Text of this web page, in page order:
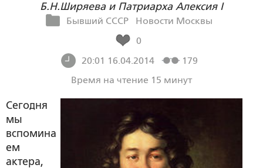
Б.Н.Ширяева и Патриарха Алексия I
Бывший СССР
Новости Москвы
0
20:01 16.04.2014
179
Время на чтение 15 минут
Сегодня
мы
вспомина
ем
актера,